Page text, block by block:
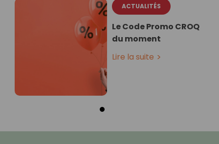
ACTUALITÉS
Le Code Promo CROQ
du moment
Lire la suite